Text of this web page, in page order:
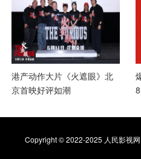
港产动作大片《火遮眼》北
京首映好评如潮
Copyright © 2022-2025 人民影视